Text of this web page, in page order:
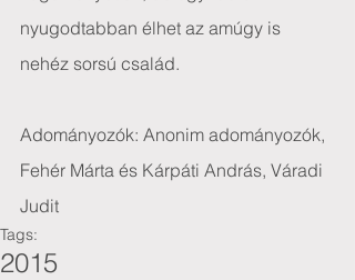
nyugodtabban élhet az amúgy is
nehéz sorsú család.
Adományozók: Anonim adományozók,
Fehér Márta és Kárpáti András, Váradi
Judit
Tags:
2015